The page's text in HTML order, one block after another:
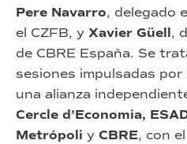
Pere Navarro, delegado
el CZFB, y Xavier Güell,
de CBRE España. Se
sesiones impulsadas
una alianza
Cercle d’Economia,
Metrópoli y CBRE, con